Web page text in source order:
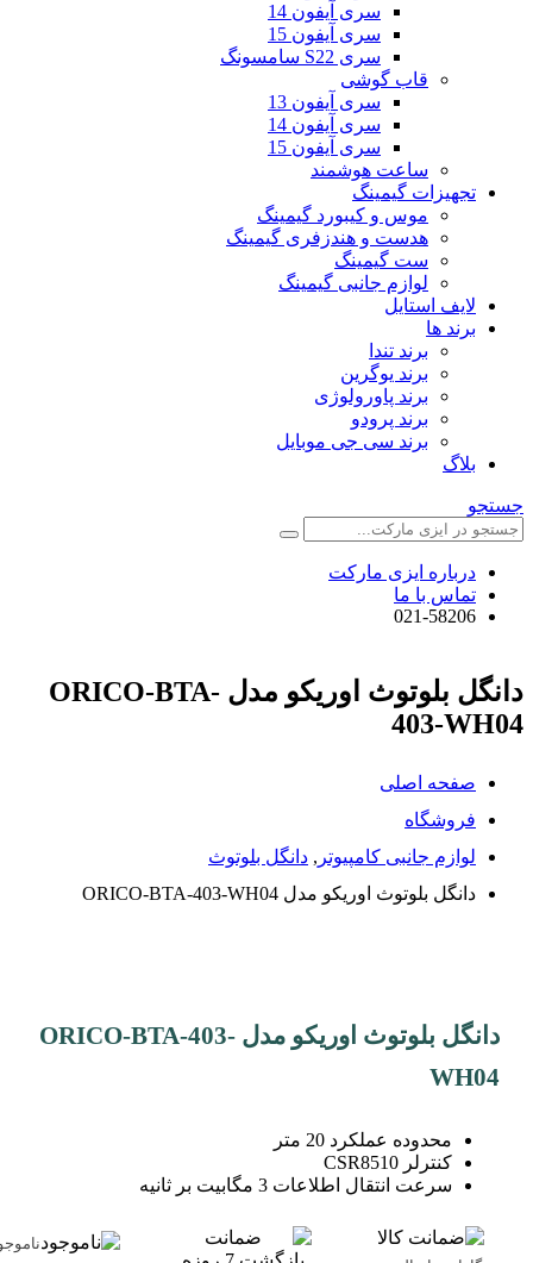
سری آیفون 14
سری آیفون 15
سری S22 سامسونگ
قاب گوشی
سری آیفون 13
سری آیفون 14
سری آیفون 15
ساعت هوشمند
تجهیزات گیمینگ
موس و کیبورد گیمینگ
هدست و هندزفری گیمینگ
ست گیمینگ
لوازم جانبی گیمینگ
لایف استایل
برند ها
برند تندا
برند یوگرین
برند پاورولوژی
برند پرودو
برند سی جی موبایل
بلاگ
جستجو
درباره ایزی مارکت
تماس با ما
021-58206
دانگل بلوتوث اوریکو مدل ORICO-BTA-
403-WH04
صفحه اصلی
فروشگاه
لوازم جانبی کامپیوتر , دانگل بلوتوث
دانگل بلوتوث اوریکو مدل ORICO-BTA-403-WH04
دانگل بلوتوث اوریکو مدل ORICO-BTA-403-
WH04
محدوده عملکرد 20 متر
کنترلر CSR8510
سرعت انتقال اطلاعات 3 مگابیت بر ثانیه